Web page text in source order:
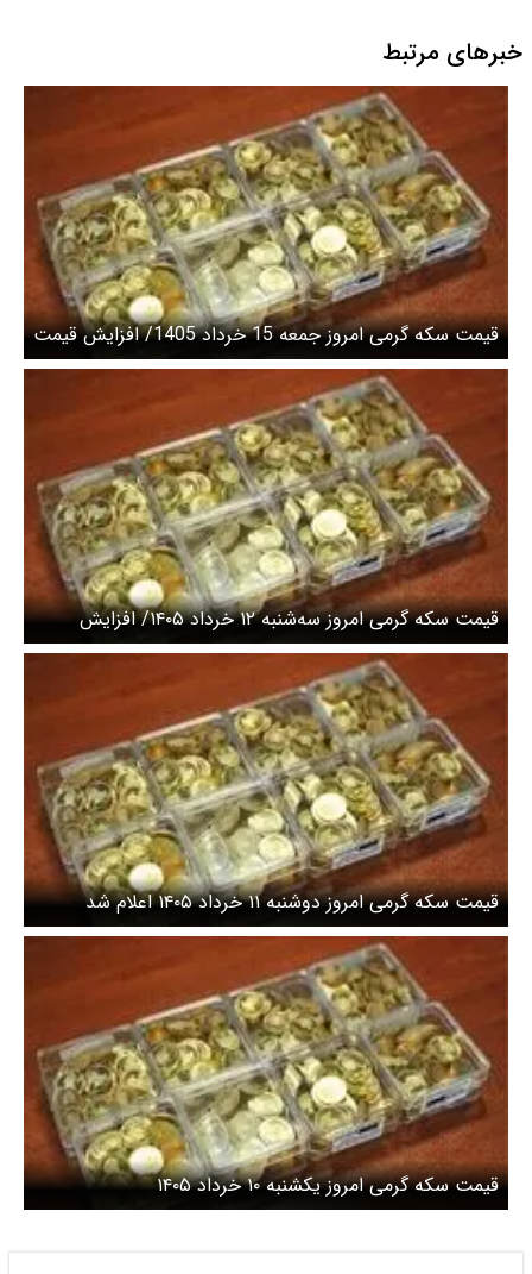
خبرهای مرتبط
قیمت سکه گرمی امروز جمعه 15 خرداد 1405/ افزایش قیمت
سکه
قیمت سکه گرمی امروز سه‌شنبه ۱۲ خرداد ۱۴۰۵/ افزایش
قیمت سکه
قیمت سکه گرمی امروز دوشنبه ۱۱ خرداد ۱۴۰۵ اعلام شد
قیمت سکه گرمی امروز یکشنبه ۱۰ خرداد ۱۴۰۵